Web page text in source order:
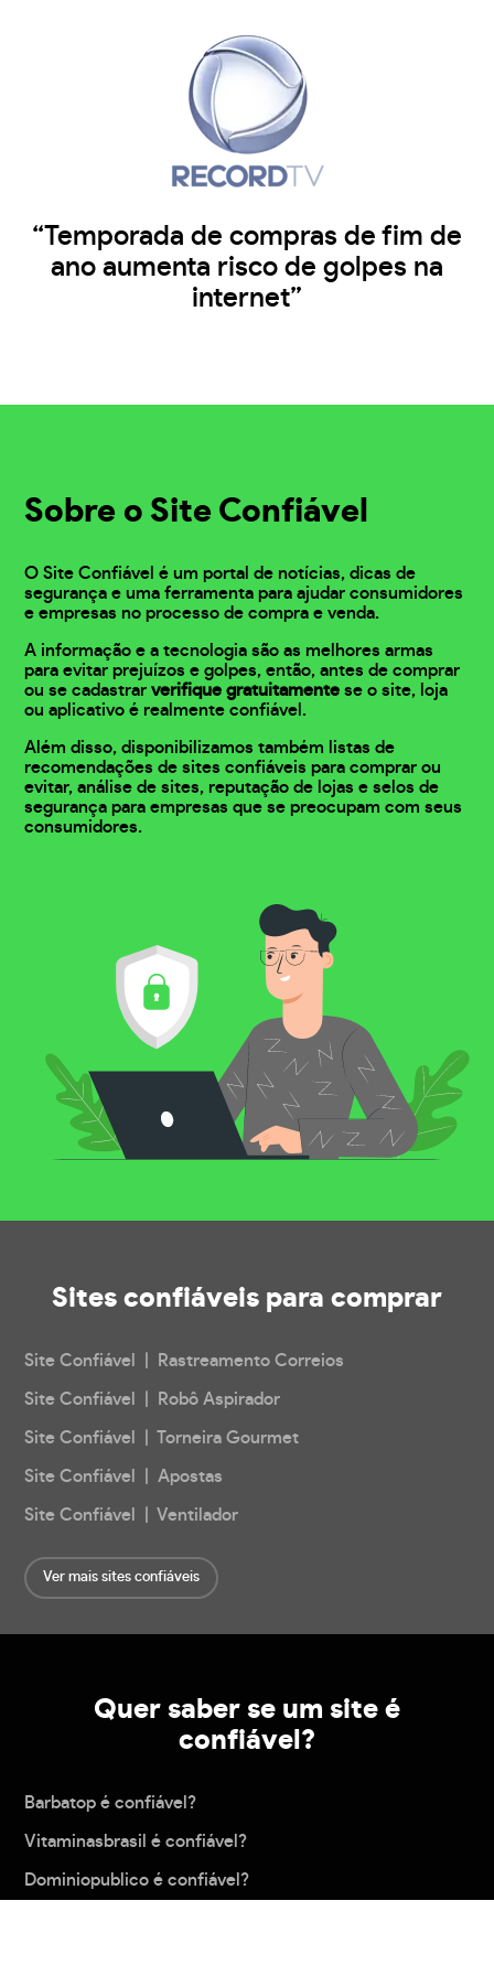
“Temporada de compras de fim de
ano aumenta risco de golpes na
internet”
Sobre o Site Confiável
O Site Confiável é um portal de notícias, dicas de
segurança e uma ferramenta para ajudar consumidores
e empresas no processo de compra e venda.
A informação e a tecnologia são as melhores armas
para evitar prejuízos e golpes, então, antes de comprar
ou se cadastrarverifique gratuitamente se o site, loja
ou aplicativo é realmente confiável.
Além disso, disponibilizamos também listas de
recomendações de sites confiáveis para comprar ou
evitar, análise de sites, reputação de lojas e selos de
segurança para empresas que se preocupam com seus
consumidores.
Sites confiáveis para comprar
Site Confiável | Rastreamento Correios
Site Confiável | Robô Aspirador
Site Confiável | Torneira Gourmet
Site Confiável | Apostas
Site Confiável | Ventilador
Ver mais sites confiáveis
Quer saber se um site é
confiável?
Barbatop é confiável?
Vitaminasbrasil é confiável?
Dominiopublico é confiável?